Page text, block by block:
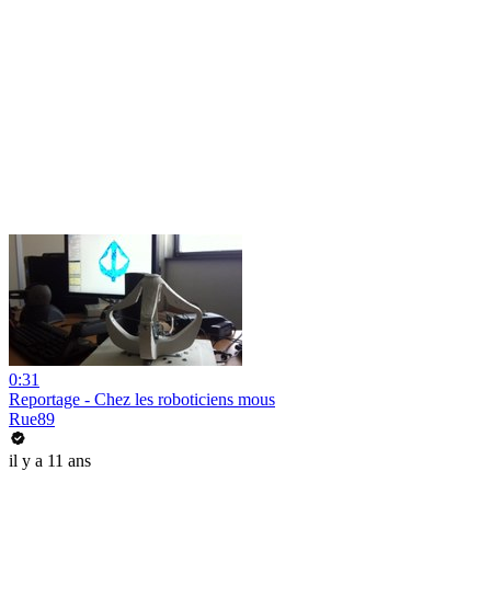
0:31
Reportage - Chez les roboticiens mous
Rue89
il y a 11 ans